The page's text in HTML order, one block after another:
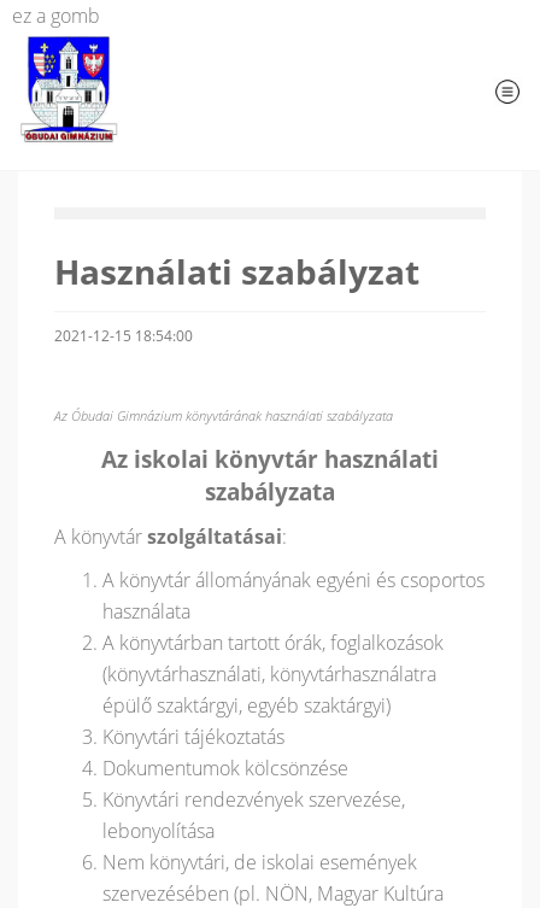
ez a gomb
Használati szabályzat
2021-12-15 18:54:00
Az Óbudai Gimnázium könyvtárának használati szabályzata
Az iskolai könyvtár használati
szabályzata
A könyvtárszolgáltatásai:
A könyvtár állományának egyéni és csoportos
használata
A könyvtárban tartott órák, foglalkozások
(könyvtárhasználati, könyvtárhasználatra
épülő szaktárgyi, egyéb szaktárgyi)
Könyvtári tájékoztatás
Dokumentumok kölcsönzése
Könyvtári rendezvények szervezése,
lebonyolítása
Nem könyvtári, de iskolai események
szervezésében (pl. NÖN, Magyar Kultúra